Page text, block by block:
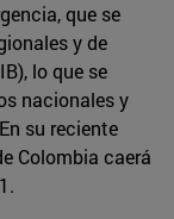
que se
y de
lo que se
nacionales y
su reciente
Colombia caerá